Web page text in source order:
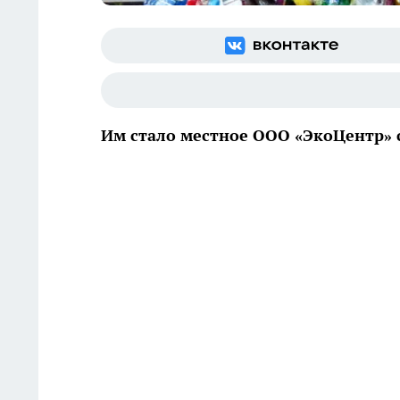
Им стало местное ООО «ЭкоЦентр»